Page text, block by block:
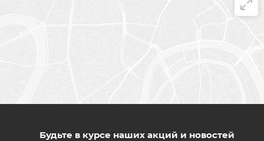
Будьте в курсе наших акций и новостей